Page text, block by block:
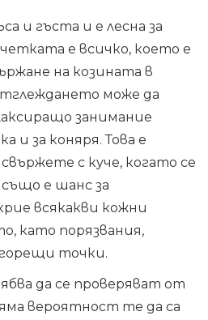
и гъста и е лесна за
е всичко, което е
на козината в
може да
занимание
и за коняря. Това е
с куче, когато се
също е шанс за
всякакви кожни
като порязвания,
точки.
да се проверяват от
вероятност те да са